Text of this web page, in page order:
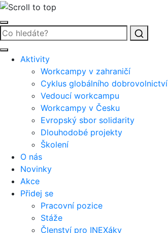
Vyhledat
Aktivity
Workcampy v zahraničí
Cyklus globálního dobrovolnictví
Vedoucí workcampu
Workcampy v Česku
Evropský sbor solidarity
Dlouhodobé projekty
Školení
O nás
Novinky
Akce
Přidej se
Pracovní pozice
Stáže
Členství pro INEXáky